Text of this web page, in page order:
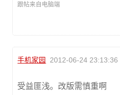
跟帖来自电脑端
手机家园 2012-06-24 23:13:36
受益匪浅。改版需慎重啊